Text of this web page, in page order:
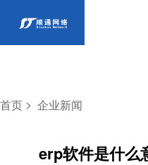
首页 > 企业新闻
erp软件是什么